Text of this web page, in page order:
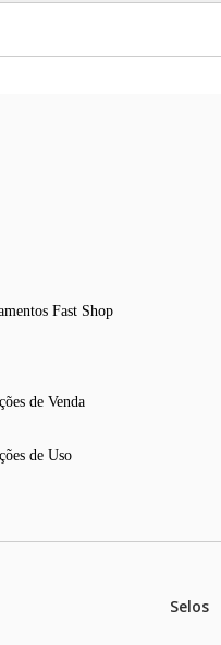
Fast Shop
de Venda
de Uso
Selos